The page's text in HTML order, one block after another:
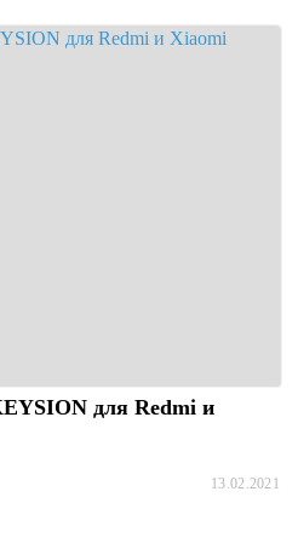
для Redmi и
13.02.2021